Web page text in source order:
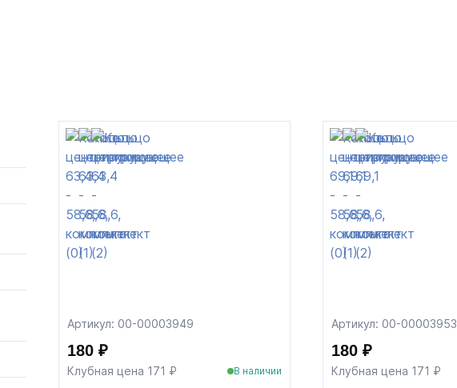
Артикул: 00-00003949
180 ₽
Клубная цена 171 ₽ В наличии
Артикул: 00-00003953
180 ₽
Клубная цена 171 ₽